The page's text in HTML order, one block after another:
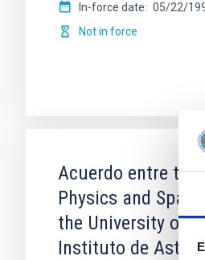
In-force date 05/22/
Not in force
Acuerdo entre the
Physics and
the University of
Instituto de